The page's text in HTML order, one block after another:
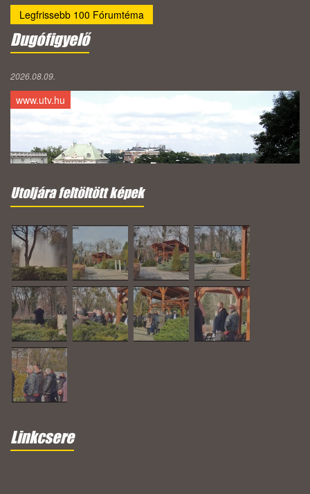
Legfrissebb 100 Fórumtéma
Dugófigyelő
2026.08.09.
www.utv.hu
Utoljára feltöltött képek
Linkcsere